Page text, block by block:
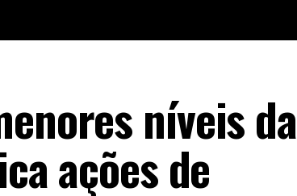
níveis da
ações de